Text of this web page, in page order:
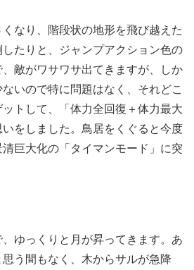
なり、階段状の地形を飛び越えた
たりと、ジャンプアクション色の
、敵がワサワサ出てきますが、しか
いので特に問題はなく、それどこ
トして、「体力全回復＋体力最大
をしました。鳥居をくぐると今度
巨大化の「タイマンモード」に突
ゆっくりと月が昇ってきます。あ
う間もなく、木からサルが急降